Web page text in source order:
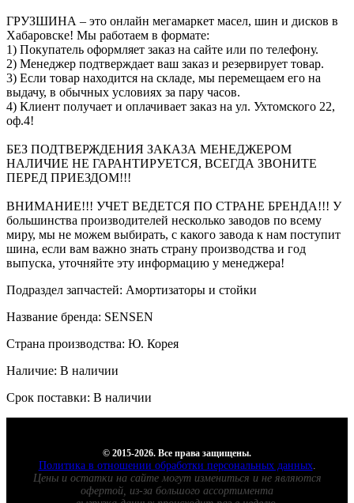
ГРУЗШИНА – это онлайн мегамаркет масел, шин и дисков в
Хабаровске! Мы работаем в формате:
1) Покупатель оформляет заказ на сайте или по телефону.
2) Менеджер подтверждает ваш заказ и резервирует товар.
3) Если товар находится на складе, мы перемещаем его на
выдачу, в обычных условиях за пару часов.
4) Клиент получает и оплачивает заказ на ул. Ухтомского 22,
оф.4!
БЕЗ ПОДТВЕРЖДЕНИЯ ЗАКАЗА МЕНЕДЖЕРОМ
НАЛИЧИЕ НЕ ГАРАНТИРУЕТСЯ, ВСЕГДА ЗВОНИТЕ
ПЕРЕД ПРИЕЗДОМ!!!
ВНИМАНИЕ!!! УЧЕТ ВЕДЕТСЯ ПО СТРАНЕ БРЕНДА!!! У
большинства производителей несколько заводов по всему
миру, мы не можем выбирать, с какого завода к нам поступит
шина, если вам важно знать страну производства и год
выпуска, уточняйте эту информацию у менеджера!
Подраздел запчастей: Амортизаторы и стойки
Название бренда: SENSEN
Страна производства: Ю. Корея
Наличие: В наличии
Срок поставки: В наличии
© 2015-2026. Все права защищены.
Политика в отношении обработки персональных данных.
Цены и остатки на сайте могут измениться и не являются
офертой, из-за большого ассортимента